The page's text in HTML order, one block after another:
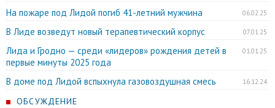
06.02.25
На пожаре под Лидой погиб 41-летний мужчина
07.01.25
В Лиде возведут новый терапевтический корпус
01.01.25
Лида и Гродно — среди «лидеров» рождения детей в
первые минуты 2025 года
16.12.24
В доме под Лидой вспыхнула газовоздушная смесь
ОБСУЖДЕНИЕ